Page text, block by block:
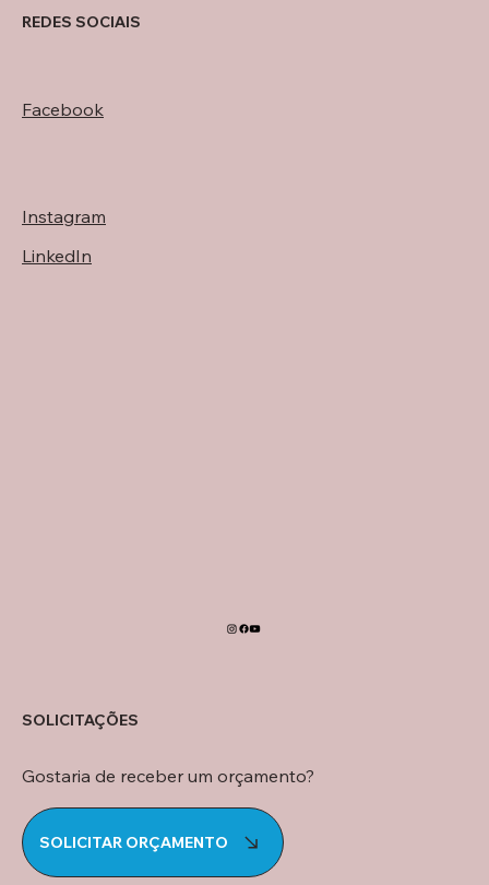
REDES SOCIAIS
Facebook
Instagram
LinkedIn
SOLICITAÇÕES
Gostaria de receber um orçamento?
SOLICITAR ORÇAMENTO